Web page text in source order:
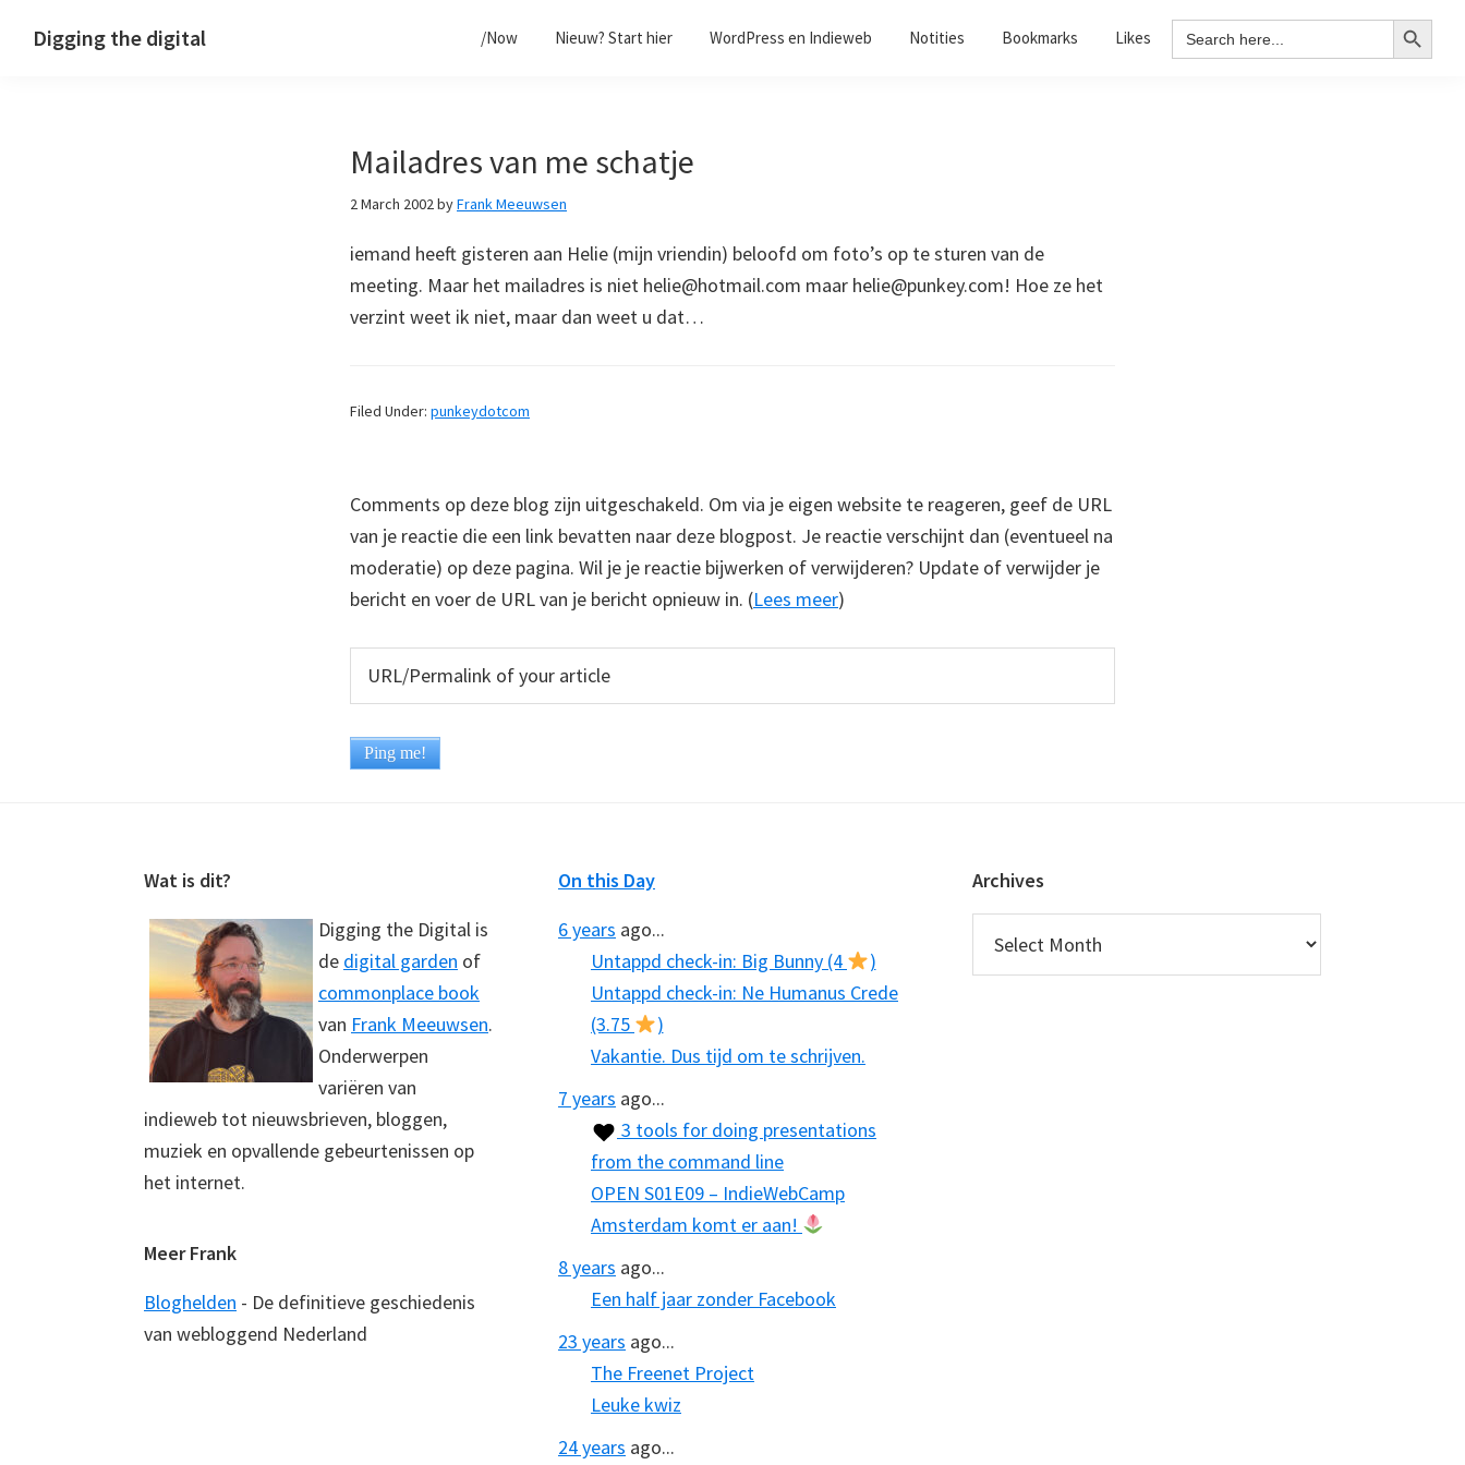
Digging the digital /Now Nieuw? Start hier WordPress en Indieweb Notities Bookmarks Likes Search
for:
Search Button
Mailadres van me schatje
2 March 2002byFrank Meeuwsen
iemand heeft gisteren aan Helie (mijn vriendin) beloofd om foto’s op te sturen van de
meeting. Maar het mailadres is niet helie@hotmail.com maar helie@punkey.com! Hoe ze het
verzint weet ik niet, maar dan weet u dat…
Filed Under: punkeydotcom
Comments op deze blog zijn uitgeschakeld. Om via je eigen website te reageren, geef de URL
van je reactie die een link bevatten naar deze blogpost. Je reactie verschijnt dan (eventueel na
moderatie) op deze pagina. Wil je je reactie bijwerken of verwijderen? Update of verwijder je
bericht en voer de URL van je bericht opnieuw in. (Lees meer)
Wat is dit?
Digging the Digital is
de digital garden of
commonplace book
van Frank Meeuwsen.
Onderwerpen
variëren van
indieweb tot nieuwsbrieven, bloggen,
muziek en opvallende gebeurtenissen op
het internet.
Meer Frank
Bloghelden - De definitieve geschiedenis
van webloggend Nederland
On this Day
6 years ago...
Untappd check-in: Big Bunny (4
)
Untappd check-in: Ne Humanus Crede
(3.75
)
Vakantie. Dus tijd om te schrijven.
7 years ago...
3 tools for doing presentations
from the command line
OPEN S01E09 – IndieWebCamp
Amsterdam komt er aan!
8 years ago...
Een half jaar zonder Facebook
23 years ago...
The Freenet Project
Leuke kwiz
24 years ago...
Archives